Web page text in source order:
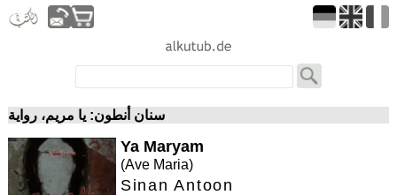
سنان أنطون: يا مريم، رواية
Ya Maryam
(Ave Maria)
Sinan Antoon